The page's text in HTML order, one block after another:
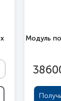
Модуль